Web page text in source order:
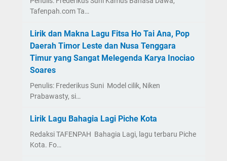
Tafenpah.com Ta…
Lirik dan Makna Lagu Fitsa Ho Tai Ana, Pop
Daerah Timor Leste dan Nusa Tenggara
Timur yang Sangat Melegenda Karya Inociao
Soares
Penulis: Frederikus Suni Model cilik, Niken
Prabawasty, si…
Lirik Lagu Bahagia Lagi Piche Kota
Redaksi TAFENPAH Bahagia Lagi, lagu terbaru Piche
Kota. Fo…